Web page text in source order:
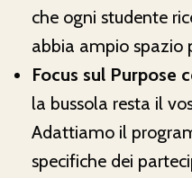
che ogni studente
abbia ampio spazio
Focus sul Purpose
la bussola resta il
Adattiamo il
specifiche dei